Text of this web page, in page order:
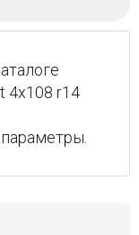
4x108 r14